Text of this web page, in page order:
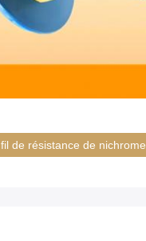
fil de résistance de nichrome